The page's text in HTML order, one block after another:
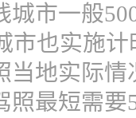
城市一般
市也实施
当地实际情
照最短需要